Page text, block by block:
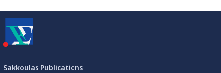
Sakkoulas Publications